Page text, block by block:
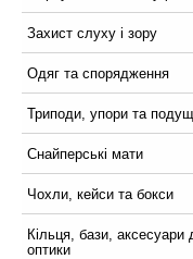
Захист слуху і зору
Одяг та спорядження
Триподи, упори та
Снайперські мати
Чохли, кейси та бокси
Кільця, бази, аксесуари
оптики